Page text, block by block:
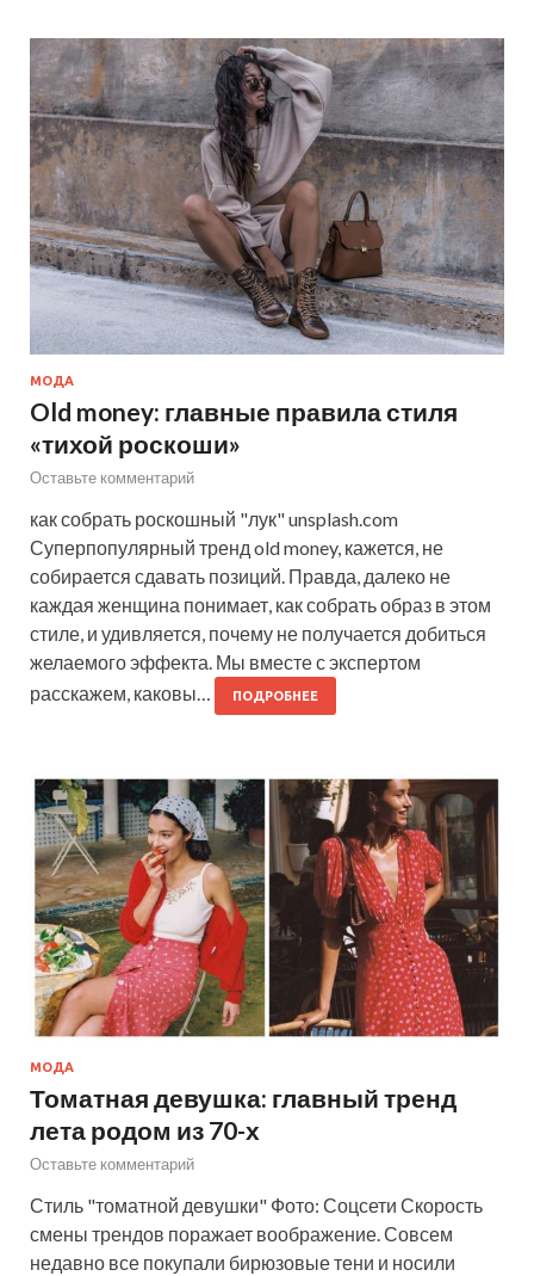
МОДА
Old money: главные правила стиля
«тихой роскоши»
Оставьте комментарий
как собрать роскошный "лук" unsplash.com
Суперпопулярный тренд old money, кажется, не
собирается сдавать позиций. Правда, далеко не
каждая женщина понимает, как собрать образ в этом
стиле, и удивляется, почему не получается добиться
желаемого эффекта. Мы вместе с экспертом
расскажем, каковы…
ПОДРОБНЕЕ
МОДА
Томатная девушка: главный тренд
лета родом из 70-х
Оставьте комментарий
Стиль "томатной девушки" Фото: Соцсети Скорость
смены трендов поражает воображение. Совсем
недавно все покупали бирюзовые тени и носили